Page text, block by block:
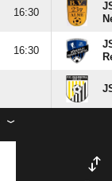

